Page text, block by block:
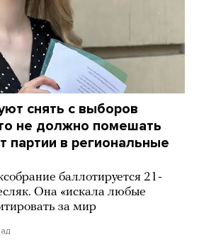
снять с выборов
не должно помешать
партии в региональные
баллотируется 21-
Она «искала любые
за мир